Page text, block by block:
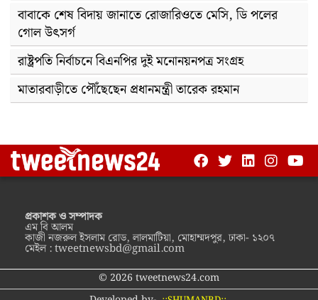
বাবাকে শেষ বিদায় জানাতে রোজারিওতে মেসি, ডি পলের
গোল উৎসর্গ
রাষ্ট্রপতি নির্বাচনে বিএনপির দুই মনোনয়নপত্র সংগ্রহ
মাতারবাড়ীতে পৌঁছেছেন প্রধানমন্ত্রী তারেক রহমান
প্রকাশক ও সম্পাদক
এম বি আলম
কাজী নজরুল ইসলাম রোড, লালমাটিয়া, মোহাম্মদপুর, ঢাকা- ১২০৭
মেইল :tweetnewsbd@gmail.com
© 2026 tweetnews24.com